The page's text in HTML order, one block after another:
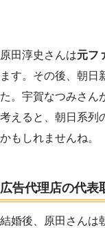
原田淳史さんは元フ
ます。その後、朝日
た。宇賀なつみさん
考えると、朝日系列
かもしれませんね。
広告代理店の代表
結婚後、原田さんは